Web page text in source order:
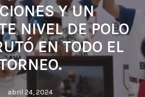
Y UN
NIVEL DE POLO
EN TODO EL
abril 24, 2024